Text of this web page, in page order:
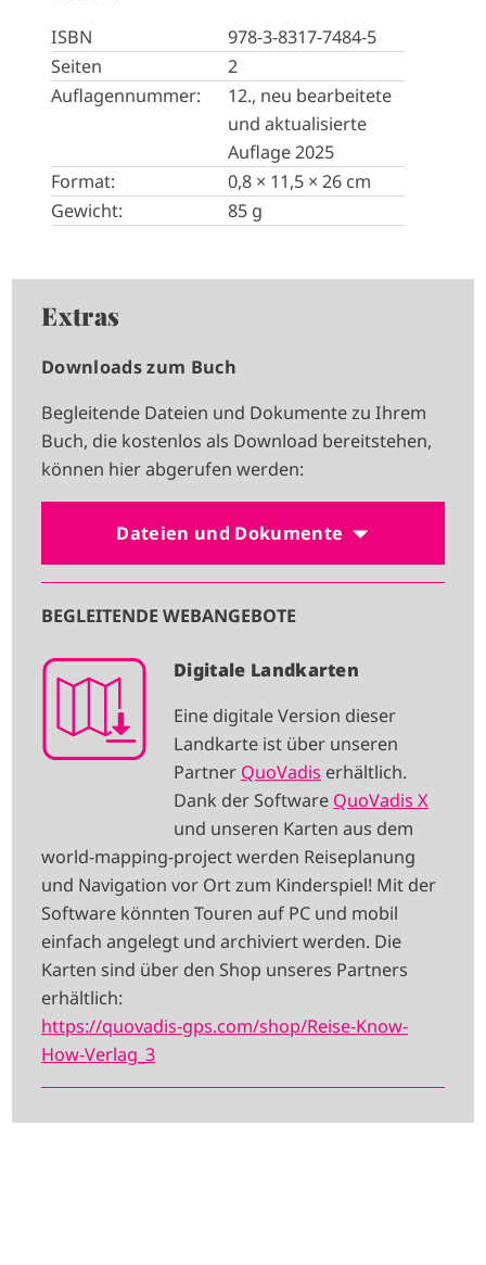
ISBN
978-3-8317-7484-5
Seiten
2
Auflagennummer:
12., neu bearbeitete
und aktualisierte
Auflage 2025
Format:
0,8 × 11,5 × 26 cm
Gewicht:
85 g
Extras
Downloads zum Buch
Begleitende Dateien und Dokumente zu Ihrem
Buch, die kostenlos als Download bereitstehen,
können hier abgerufen werden:
Dateien und Dokumente
BEGLEITENDE WEBANGEBOTE
I
G
Digitale Landkarten
Eine digitale Version dieser
Landkarte ist über unseren
Partner QuoVadis erhältlich.
Dank der Software QuoVadis X
und unseren Karten aus dem
world-mapping-project werden Reiseplanung
und Navigation vor Ort zum Kinderspiel! Mit der
Software könnten Touren auf PC und mobil
einfach angelegt und archiviert werden. Die
Karten sind über den Shop unseres Partners
erhältlich:
https://quovadis-gps.com/shop/Reise-Know-
How-Verlag_3